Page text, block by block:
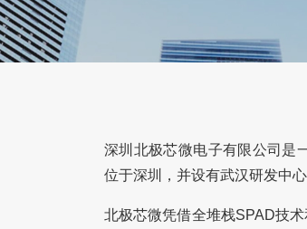
电子
深圳北极芯微电子有限公司是
位于深圳，并设有武汉研发中心
北极芯微凭借全堆栈SPAD技